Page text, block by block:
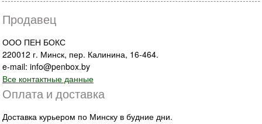
Продавец
ООО ПЕН БОКС
220012 г. Минск, пер. Калинина, 16-464.
e-mail: info@penbox.by
Все контактные данные
Оплата и доставка
Доставка курьером по Минску в будние дни.